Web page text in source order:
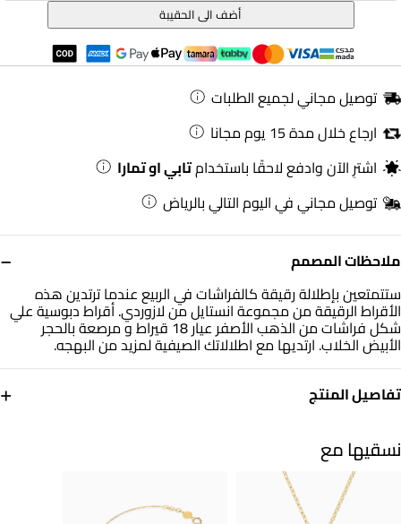
ملاحظات المصمم −
ستتمتعين بإطلالة رقيقة كالفراشات في الربيع عندما ترتدين هذه
الأقراط الرقيقة من مجموعة انستايل من لازوردي. أقراط دبوسية علي
شكل فراشات من الذهب الأصفر عيار 18 قيراط و مرصعة بالحجر
الأبيض الخلاب. ارتديها مع اطلالاتك الصيفية لمزيد من البهجه.
تفاصيل المنتج
+
ذهب أصفر 18 قيراط
العلامة التجارية
أضف الى الحقيبة
توصيل مجاني لجميع الطلبات
ارجاع خلال مدة 15 يوم مجانا
اشترِ الآن وادفع لاحقًا باستخدامتابي او تمارا
توصيل مجاني في اليوم التالي بالرياض
نسقيها مع